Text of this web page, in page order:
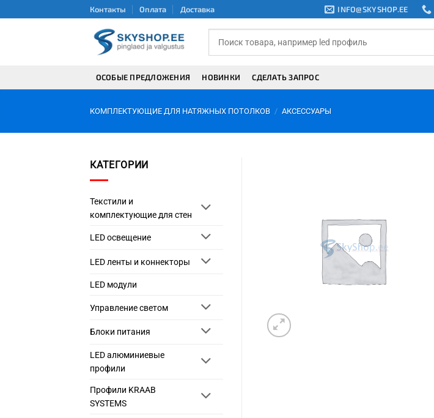
to
Контакты Оплата Доставка INFO@SKYSHOP.EE
ОСОБЫЕ ПРЕДЛОЖЕНИЯ НОВИНКИ СДЕЛАТЬ ЗАПРОС
КОМПЛЕКТУЮЩИЕ ДЛЯ НАТЯЖНЫХ ПОТОЛКОВ / АКСЕССУАРЫ
КАТЕГОРИИ
Текстили и
комплектующие для стен
LED освещение
LED ленты и коннекторы
LED модули
Управление светом
Блоки питания
LED алюминиевые
профили
Профили KRAAB
SYSTEMS